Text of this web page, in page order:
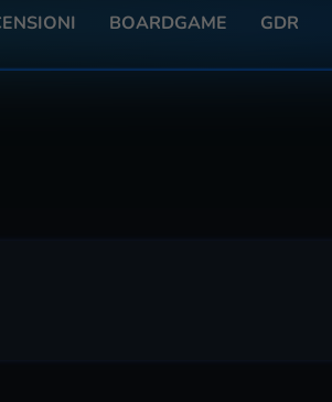
BOARDGAME GDR